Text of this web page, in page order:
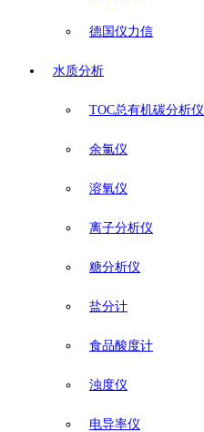
德国仪力信
水质分析
TOC总有机碳分析仪
余氯仪
溶氧仪
离子分析仪
糖分析仪
盐分计
食品酸度计
浊度仪
电导率仪